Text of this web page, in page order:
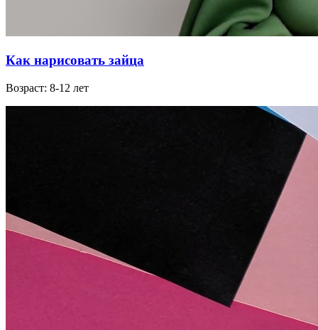
Как нарисовать зайца
Возраст: 8-12 лет